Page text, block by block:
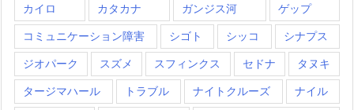
カイロ カタカナ ガンジス河 ゲップ
コミュニケーション障害 シゴト シッコ シナプス
ジオパーク スズメ スフィンクス セドナ タヌキ
タージマハール トラブル ナイトクルーズ ナイル